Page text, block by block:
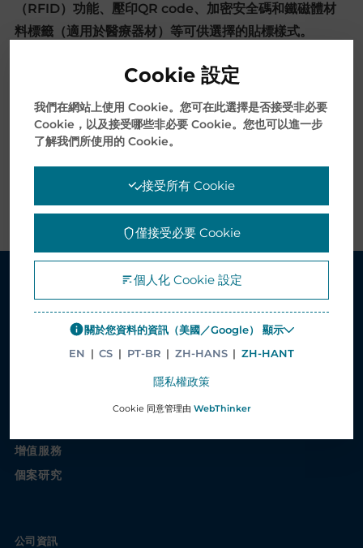
（RFID）功能、壓印QR code、加密安全碼和鐵磁體材
料標籤（適用於醫療器材）等可供選擇的貼標樣式。
其他值得一提的功能包括序列化序號、UDI（單一識別
碼）標籤、專利標籤和防偽標籤（例如防篡改、3D光學和
防剝離）。
這些功能滿足了多數產業對於標籤的要求和受控資料的標
解決方案
醫療服務解決方案
增值服務
個案研究
公司資訊
Cookie 設定
我們在網站上使用 Cookie。您可在此選擇是否接受非必要
Cookie，以及接受哪些非必要 Cookie。您也可以進一步
了解我們所使用的 Cookie。
接受所有 Cookie
僅接受必要 Cookie
個人化 Cookie 設定
關於您資料的資訊（美國／Google） 顯示
EN | CS | PT-BR | ZH-HANS | ZH-HANT
隱私權政策
Cookie 同意管理由 WebThinker